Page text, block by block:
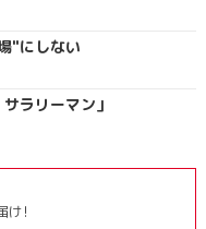
"にしない
ラリーマン」
け!